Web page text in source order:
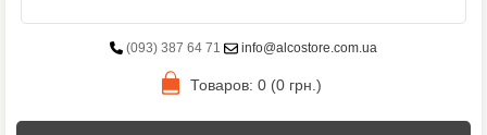
(093) 387 64 71 info@alcostore.com.ua
Товаров: 0 (0 грн.)